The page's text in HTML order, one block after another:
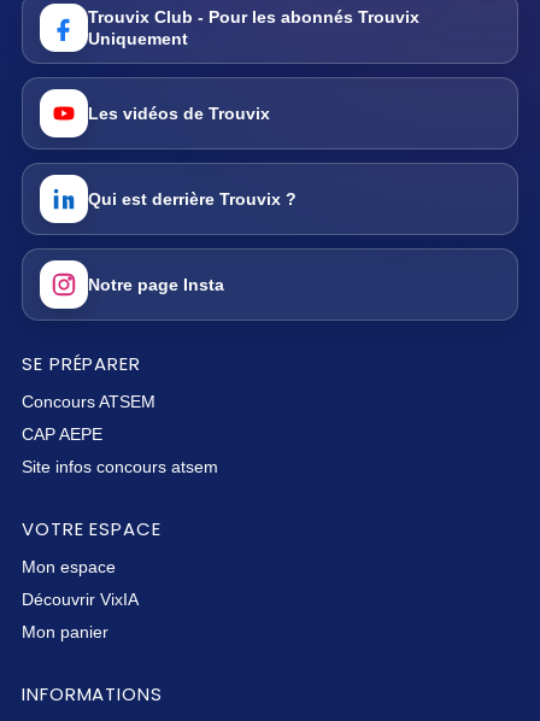
Trouvix Club - Pour les abonnés Trouvix
Uniquement
Les vidéos de Trouvix
Qui est derrière Trouvix ?
Notre page Insta
SE PRÉPARER
Concours ATSEM
CAP AEPE
Site infos concours atsem
VOTRE ESPACE
Mon espace
Découvrir VixIA
Mon panier
INFORMATIONS